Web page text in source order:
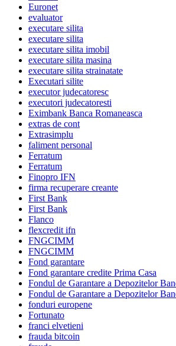
Euronet
evaluator
executare silita
executare silita
executare silita imobil
executare silita masina
executare silita strainatate
Executari silite
executor judecatoresc
executori judecatoresti
Eximbank Banca Romaneasca
extras de cont
Extrasimplu
faliment personal
Ferratum
Ferratum
Finopro IFN
firma recuperare creante
First Bank
First Bank
Flanco
flexcredit ifn
FNGCIMM
FNGCIMM
Fond garantare
Fond garantare credite Prima Casa
Fondul de Garantare a Depozitelor
Fondul de Garantare a Depozitelor
fonduri europene
Fortunato
franci elvetieni
frauda bitcoin